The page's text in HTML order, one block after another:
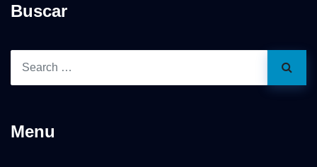
Buscar
Menu